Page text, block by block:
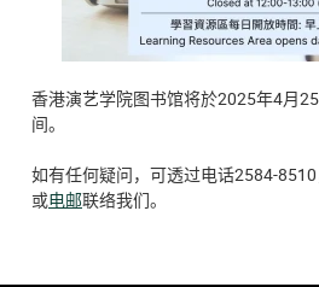
香港演艺学院图书馆将於2025年4月
间。
如有任何疑问，可透过电话2584-
或电邮联络我们。